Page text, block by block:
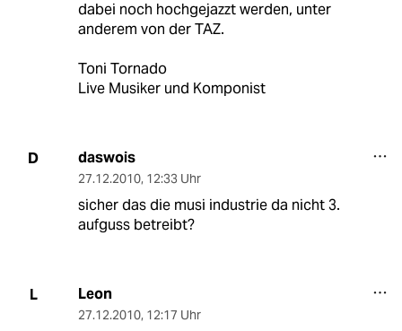
dabei noch hochgejazzt werden, unter
anderem von der TAZ.
Toni Tornado
Live Musiker und Komponist
D daswois
27.12.2010, 12:33 Uhr
sicher das die musi industrie da nicht 3.
aufguss betreibt?
L Leon
27.12.2010, 12:17 Uhr